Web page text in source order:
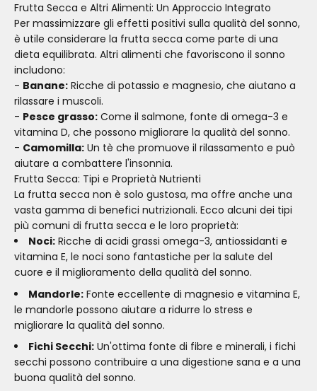
Frutta Secca e Altri Alimenti: Un Approccio Integrato
Per massimizzare gli effetti positivi sulla qualità del sonno,
è utile considerare la frutta secca come parte di una
dieta equilibrata. Altri alimenti che favoriscono il sonno
includono:
- Banane: Ricche di potassio e magnesio, che aiutano a
rilassare i muscoli.
- Pesce grasso: Come il salmone, fonte di omega-3 e
vitamina D, che possono migliorare la qualità del sonno.
- Camomilla: Un tè che promuove il rilassamento e può
aiutare a combattere l'insonnia.
Frutta Secca: Tipi e Proprietà Nutrienti
La frutta secca non è solo gustosa, ma offre anche una
vasta gamma di benefici nutrizionali. Ecco alcuni dei tipi
più comuni di frutta secca e le loro proprietà:
Noci: Ricche di acidi grassi omega-3, antiossidanti e
vitamina E, le noci sono fantastiche per la salute del
cuore e il miglioramento della qualità del sonno.
Mandorle: Fonte eccellente di magnesio e vitamina E,
le mandorle possono aiutare a ridurre lo stress e
migliorare la qualità del sonno.
Fichi Secchi: Un'ottima fonte di fibre e minerali, i fichi
secchi possono contribuire a una digestione sana e a una
buona qualità del sonno.